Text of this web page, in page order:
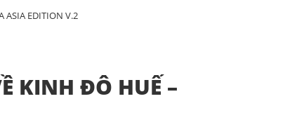
ASIA EDITION V.2
KINH ĐÔ HUẾ –